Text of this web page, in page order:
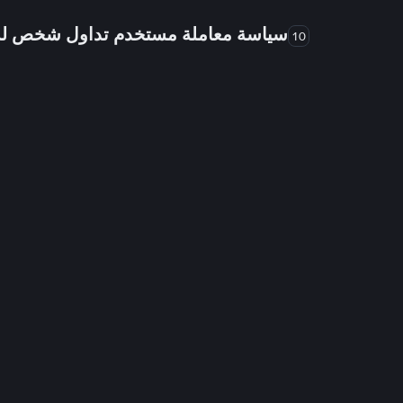
10 سياسة معاملة مستخدم تداول